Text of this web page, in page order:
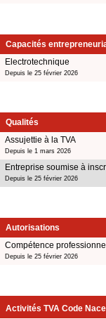
Capacités
Electrotechnique
Depuis le 25 février 2026
Qualités
Assujettie à la TVA
Depuis le 1 mars 2026
Entreprise soumise à
Depuis le 25 février 2026
Autorisations
Compétence
Depuis le 25 février 2026
Activités TVA Code